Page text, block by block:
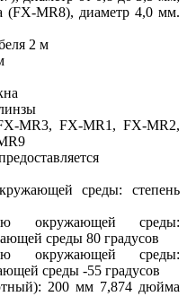
(FX-MR8), диаметр 4,0 мм.
2 м
MR3, FX-MR1, FX-MR2,
среды: степень
окружающей среды:
среды 80 градусов
окружающей среды:
среды -55 градусов
200 мм 7,874 дюйма